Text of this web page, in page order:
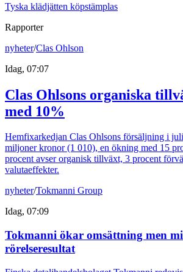
Tyska klädjätten köpstämplas
Rapporter
nyheter/Clas Ohlson
Idag, 07:07
Clas Ohlsons organiska
med 10%
Hemfixarkedjan Clas Ohlsons försäljning i
miljoner kronor (1 010), en ökning med 15
procent avser organisk tillväxt, 3 procent
valutaeffekter.
nyheter/Tokmanni Group
Idag, 07:09
Tokmanni ökar omsättning men
rörelseresultat